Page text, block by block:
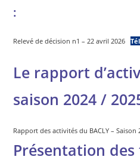
:
Relevé de décision n1 – 22 avril 2026
Le rapport
saison 2024 /
Rapport des activités du BACLY – Saison
Présentation